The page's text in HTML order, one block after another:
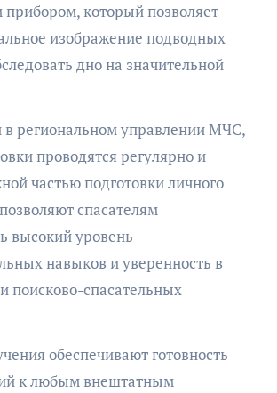
который позволяет
изображение подводных
дно на значительной
в региональном управлении МЧС,
проводятся регулярно и
частью подготовки личного
спасателям
высокий уровень
навыков и уверенность в
поисково-спасательных
обеспечивают готовность
к любым внештатным